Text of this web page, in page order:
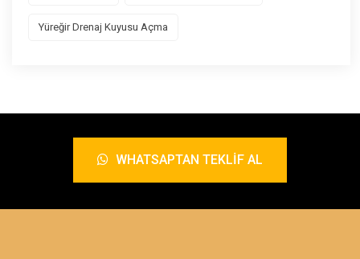
Yüreğir Drenaj Kuyusu Açma
WHATSAPTAN TEKLIF AL